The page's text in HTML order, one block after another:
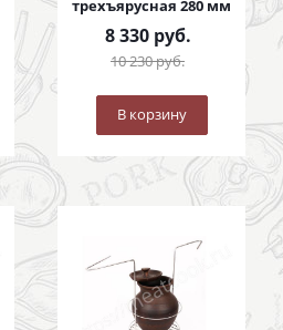
трехъярусная 280 мм
8 330руб.
10 230руб.
В корзину